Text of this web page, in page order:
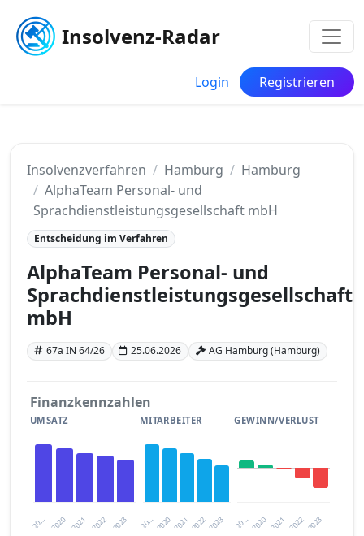
Insolvenz-Radar
Login Registrieren
Insolvenzverfahren Hamburg
Hamburg
AlphaTeam Personal- und
Sprachdienstleistungsgesellschaft mbH
Entscheidung im Verfahren
AlphaTeam Personal- und
Sprachdienstleistungsgesellschaft
mbH
67a IN 64/26 25.06.2026 AG Hamburg (Hamburg)
Finanzkennzahlen
UMSATZ
20… 2021 2023
2020 2022
MITARBEITER
20… 2021 2023
2020 2022
GEWINN/VERLUST
20… 2021 2023
2020 2022